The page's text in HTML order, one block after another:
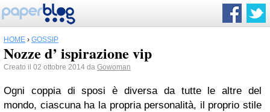
HOME › GOSSIP
Nozze d’ ispirazione vip
Creato il 02 ottobre 2014 da Gowoman
Ogni coppia di sposi è diversa da tutte le altre del
mondo, ciascuna ha la propria personalità, il proprio stile